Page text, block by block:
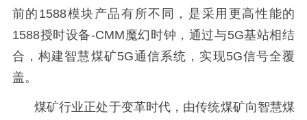
前的 1588模块产品有所不同，是采用更高性能的
1588授时设备-CMM 魔幻时钟，通过与5G基站相结
合，构建智慧煤矿5G通信系统，实现5G信号全覆
盖。
煤矿行业正处于变革时代，由传统煤矿向智慧煤